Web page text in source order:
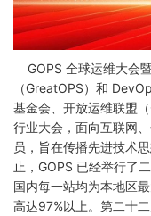
GOPS 全球运维大会
（GreatOPS）和
基金会、开放运维联盟
行业大会，面向互联网
员，旨在传播先进技术
止，GOPS 已经举行了
国内每一站均为本地区
高达97%以上。第二十